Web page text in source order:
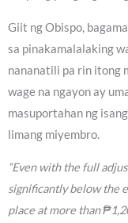
Giit ng Obispo,
sa pinakamalalaking
nananatili pa rin itong
wage na ngayon ay
masuportahan ng
limang miyembro.
“Even with the full
significantly below the
place at more than